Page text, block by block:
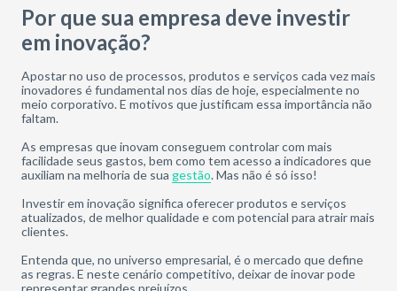
Por que sua empresa deve investir
em inovação?
Apostar no uso de processos, produtos e serviços cada vez mais
inovadores é fundamental nos dias de hoje, especialmente no
meio corporativo. E motivos que justificam essa importância não
faltam.
As empresas que inovam conseguem controlar com mais
facilidade seus gastos, bem como tem acesso a indicadores que
auxiliam na melhoria de sua gestão. Mas não é só isso!
Investir em inovação significa oferecer produtos e serviços
atualizados, de melhor qualidade e com potencial para atrair mais
clientes.
Entenda que, no universo empresarial, é o mercado que define
as regras. E neste cenário competitivo, deixar de inovar pode
representar grandes prejuízos.